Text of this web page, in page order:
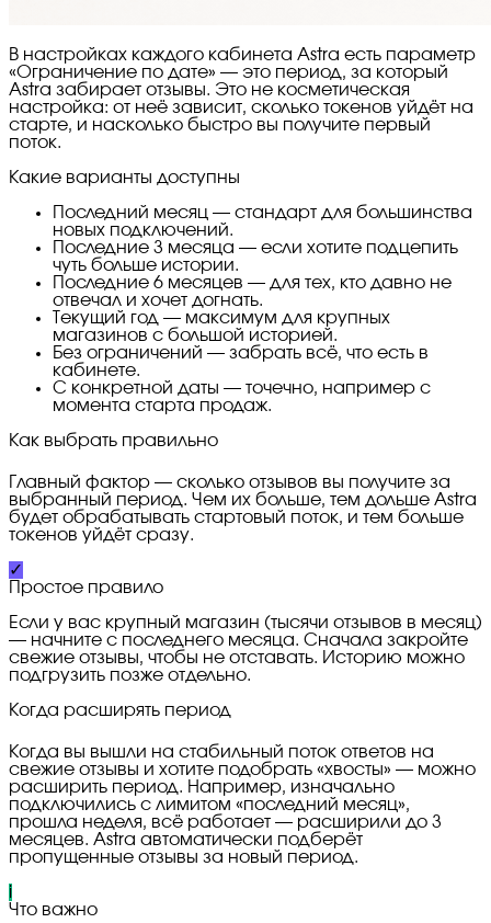
В настройках каждого кабинета Astra есть параметр
«Ограничение по дате» — это период, за который
Astra забирает отзывы. Это не косметическая
настройка: от неё зависит, сколько токенов уйдёт на
старте, и насколько быстро вы получите первый
поток.
Какие варианты доступны
Последний месяц — стандарт для большинства
новых подключений.
Последние 3 месяца — если хотите подцепить
чуть больше истории.
Последние 6 месяцев — для тех, кто давно не
отвечал и хочет догнать.
Текущий год — максимум для крупных
магазинов с большой историей.
Без ограничений — забрать всё, что есть в
кабинете.
С конкретной даты — точечно, например с
момента старта продаж.
Как выбрать правильно
Главный фактор — сколько отзывов вы получите за
выбранный период. Чем их больше, тем дольше Astra
будет обрабатывать стартовый поток, и тем больше
токенов уйдёт сразу.
✓
Простое правило
Если у вас крупный магазин (тысячи отзывов в месяц)
— начните с последнего месяца. Сначала закройте
свежие отзывы, чтобы не отставать. Историю можно
подгрузить позже отдельно.
Когда расширять период
Когда вы вышли на стабильный поток ответов на
свежие отзывы и хотите подобрать «хвосты» — можно
расширить период. Например, изначально
подключились с лимитом «последний месяц»,
прошла неделя, всё работает — расширили до 3
месяцев. Astra автоматически подберёт
пропущенные отзывы за новый период.
i
Что важно